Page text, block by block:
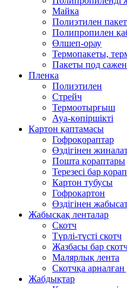
Майка
Полиэтилен
Полипропилен
Өлшеп-орау
Термопакеты,
Пакеты под
Пленка
Полиэтилен
Стрейч
Термоотырғыш
Ауа-көпіршікті
Картон қаптамасы
Гофроқораптар
Өздігінен
Пошта қораптары
Терезесі бар
Картон тубусы
Гофрокартон
Өздігінен
Жабысқақ ленталар
Скотч
Түрлі-түсті скотч
Жазбасы бар
Малярлық лента
Скотчқа
Жабдықтар